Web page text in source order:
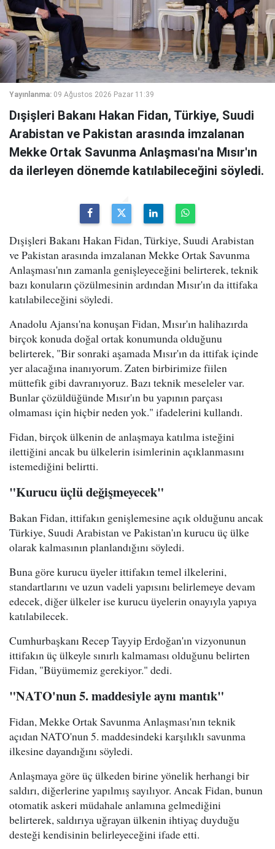
Yayınlanma: 09 Ağustos 2026 Pazar 11:39
Dışişleri Bakanı Hakan Fidan, Türkiye, Suudi
Arabistan ve Pakistan arasında imzalanan
Mekke Ortak Savunma Anlaşması'na Mısır'ın
da ilerleyen dönemde katılabileceğini söyledi.
Dışişleri Bakanı Hakan Fidan, Türkiye, Suudi Arabistan
ve Pakistan arasında imzalanan Mekke Ortak Savunma
Anlaşması'nın zamanla genişleyeceğini belirterek, teknik
bazı konuların çözülmesinin ardından Mısır'ın da ittifaka
katılabileceğini söyledi.
Anadolu Ajansı'na konuşan Fidan, Mısır'ın halihazırda
birçok konuda doğal ortak konumunda olduğunu
belirterek, "Bir sonraki aşamada Mısır'ın da ittifak içinde
yer alacağına inanıyorum. Zaten birbirimize fiilen
müttefik gibi davranıyoruz. Bazı teknik meseleler var.
Bunlar çözüldüğünde Mısır'ın bu yapının parçası
olmaması için hiçbir neden yok." ifadelerini kullandı.
Fidan, birçok ülkenin de anlaşmaya katılma isteğini
ilettiğini ancak bu ülkelerin isimlerinin açıklanmasını
istemediğini belirtti.
"Kurucu üçlü değişmeyecek"
Bakan Fidan, ittifakın genişlemesine açık olduğunu ancak
Türkiye, Suudi Arabistan ve Pakistan'ın kurucu üç ülke
olarak kalmasının planlandığını söyledi.
Buna göre kurucu üyeler ittifakın temel ilkelerini,
standartlarını ve uzun vadeli yapısını belirlemeye devam
edecek, diğer ülkeler ise kurucu üyelerin onayıyla yapıya
katılabilecek.
Cumhurbaşkanı Recep Tayyip Erdoğan'ın vizyonunun
ittifakın üç ülkeyle sınırlı kalmaması olduğunu belirten
Fidan, "Büyümemiz gerekiyor." dedi.
"NATO'nun 5. maddesiyle aynı mantık"
Fidan, Mekke Ortak Savunma Anlaşması'nın teknik
açıdan NATO'nun 5. maddesindeki karşılıklı savunma
ilkesine dayandığını söyledi.
Anlaşmaya göre üç ülkeden birine yönelik herhangi bir
saldırı, diğerlerine yapılmış sayılıyor. Ancak Fidan, bunun
otomatik askeri müdahale anlamına gelmediğini
belirterek, saldırıya uğrayan ülkenin ihtiyaç duyduğu
desteği kendisinin belirleyeceğini ifade etti.